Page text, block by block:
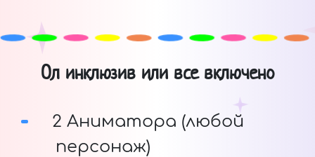
Ол инклюзив или все включено
2 Аниматора (любой
персонаж)